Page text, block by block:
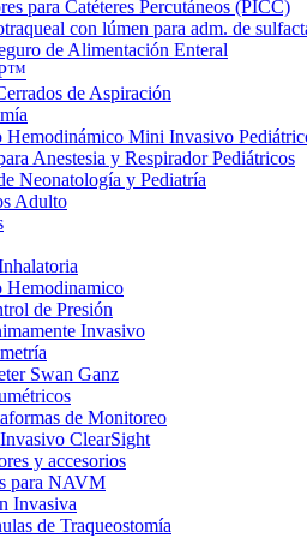
para Catéteres Percutáneos (PICC)
con lúmen para adm. de
de Alimentación Enteral
de Aspiración
Hemodinámico Mini Invasivo
Anestesia y Respirador Pediátricos
Neonatología y Pediatría
Adulto
Hemodinamico
de Presión
Invasivo
Swan Ganz
de Monitoreo
ClearSight
y accesorios
para NAVM
Invasiva
de Traqueostomía